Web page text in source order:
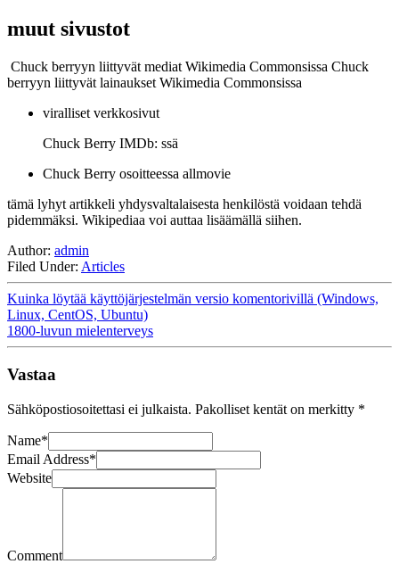
muut sivustot
Chuck berryyn liittyvät mediat Wikimedia Commonsissa Chuck
berryyn liittyvät lainaukset Wikimedia Commonsissa
viralliset verkkosivut
Chuck Berry IMDb: ssä
Chuck Berry osoitteessa allmovie
tämä lyhyt artikkeli yhdysvaltalaisesta henkilöstä voidaan tehdä
pidemmäksi. Wikipediaa voi auttaa lisäämällä siihen.
Author: admin
Filed Under: Articles
Kuinka löytää käyttöjärjestelmän versio komentorivillä (Windows,
Linux, CentOS, Ubuntu)
1800-luvun mielenterveys
Vastaa
Sähköpostiosoitettasi ei julkaista. Pakolliset kentät on merkitty *
Name*
Email Address*
Website
Comment